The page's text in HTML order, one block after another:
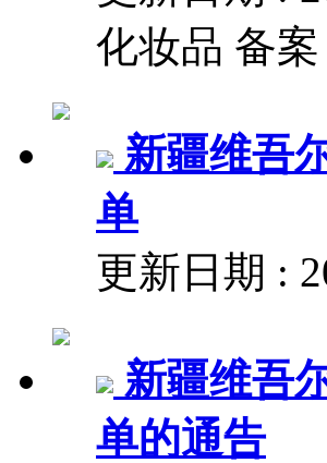
化妆品 备案
新疆维吾
单
更新日期 :
新疆维吾
单的通告